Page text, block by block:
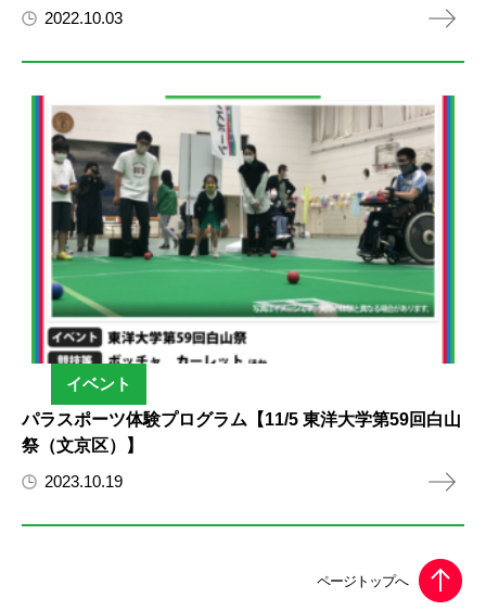
2022.10.03
イベント
パラスポーツ体験プログラム【11/5 東洋大学第59回白山
祭（文京区）】
2023.10.19